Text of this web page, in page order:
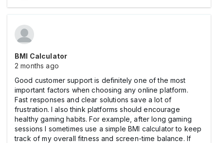
BMI Calculator
2 months ago
Good customer support is definitely one of the most
important factors when choosing any online platform.
Fast responses and clear solutions save a lot of
frustration. I also think platforms should encourage
healthy gaming habits. For example, after long gaming
sessions I sometimes use a simple BMI calculator to keep
track of my overall fitness and screen-time balance. If